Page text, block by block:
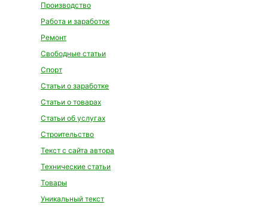
Производство
Работа и заработок
Ремонт
Свободные статьи
Спорт
Статьи о заработке
Статьи о товарах
Статьи об услугах
Строительство
Текст с сайта автора
Технические статьи
Товары
Уникальный текст